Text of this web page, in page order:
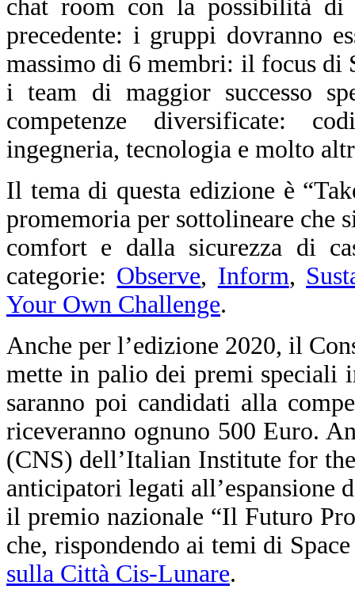
chat room con la possibilità di
precedente: i gruppi dovranno
massimo di 6 membri: il focus di
i team di maggior successo
competenze diversificate:
ingegneria, tecnologia e molto
Il tema di questa edizione è
promemoria per sottolineare che
comfort e dalla sicurezza di
categorie: Observe, Inform,
Your Own Challenge.
Anche per l’edizione 2020, il
mette in palio dei premi speciali
saranno poi candidati alla
riceveranno ognuno 500 Euro.
(CNS) dell’Italian Institute for
anticipatori legati all’espansione
il premio nazionale “Il Futuro
che, rispondendo ai temi di
sulla Città Cis-Lunare.